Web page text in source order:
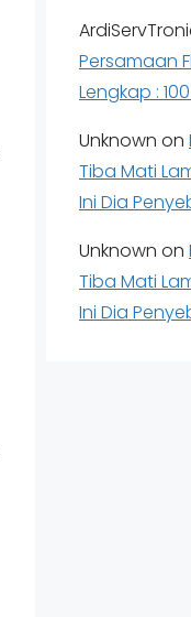
Persamaan
Lengkap :
Unknown on
Tiba Mati
Ini Dia
Unknown on
Tiba Mati
Ini Dia